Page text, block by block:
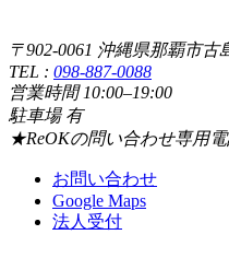
〒902-0061 沖縄県那覇市古
TEL : 098-887-0088
営業時間 10:00–19:00
駐車場 有
★ReOKの問い合わせ専用電
お問い合わせ
Google Maps
法人受付